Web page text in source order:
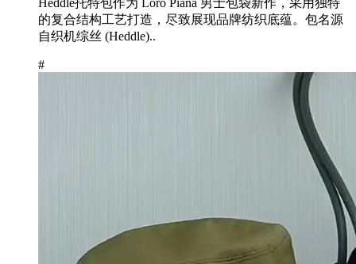
的复合结构工艺打造，尽致展现品牌纺织底蕴。包名源
自织机综丝 (Heddle)..
#